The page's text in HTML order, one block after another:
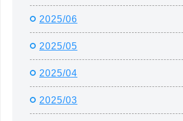
2025/06
2025/05
2025/04
2025/03